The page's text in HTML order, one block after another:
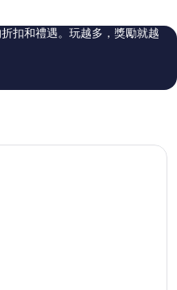
則
評
扣和禮遇。玩越多，獎勵就越